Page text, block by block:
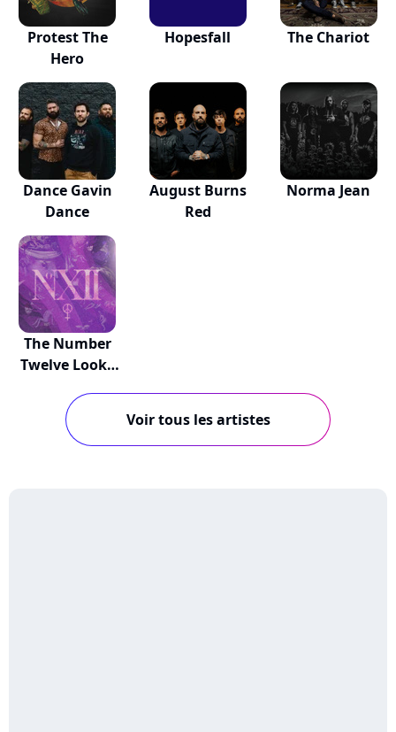
Protest The
Hero
Hopesfall The Chariot
Dance Gavin
Dance
August Burns
Red
Norma Jean
The Number
Twelve Looks
Voir tous les artistes